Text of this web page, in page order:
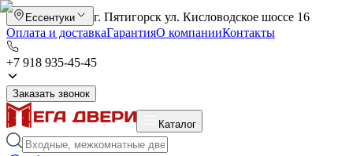
Ессентуки
г. Пятигорск ул. Кисловодское шоссе 16
Оплата и доставкаГарантияО компанииКонтакты
+7 918 935-45-45
Заказать звонок
Каталог